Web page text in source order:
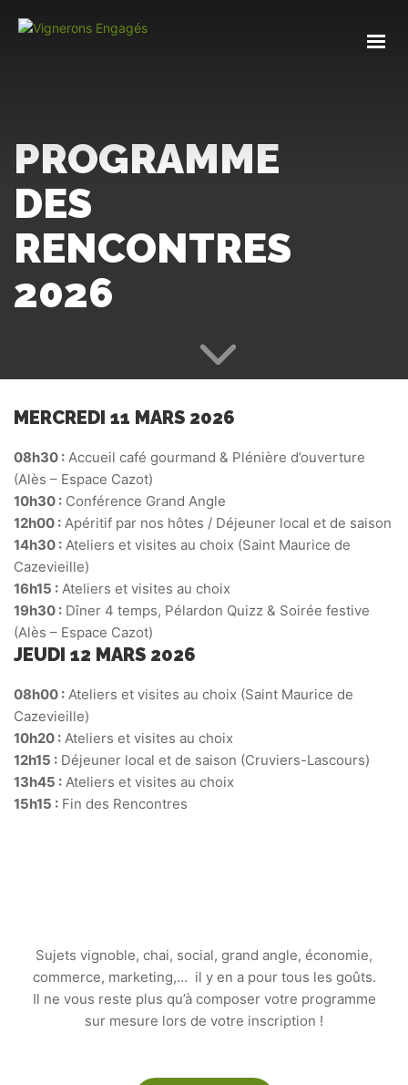
PROGRAMME
DES
RENCONTRES
2026
MERCREDI 11 MARS 2026
08h30 : Accueil café gourmand & Plénière d’ouverture
(Alès – Espace Cazot)
10h30 : Conférence Grand Angle
12h00 : Apéritif par nos hôtes / Déjeuner local et de saison
14h30 : Ateliers et visites au choix (Saint Maurice de
Cazevieille)
16h15 : Ateliers et visites au choix
19h30 : Dîner 4 temps, Pélardon Quizz & Soirée festive
(Alès – Espace Cazot)
JEUDI 12 MARS 2026
08h00 : Ateliers et visites au choix (Saint Maurice de
Cazevieille)
10h20 : Ateliers et visites au choix
12h15 : Déjeuner local et de saison (Cruviers-Lascours)
13h45 : Ateliers et visites au choix
15h15 : Fin des Rencontres
Sujets vignoble, chai, social, grand angle, économie,
commerce, marketing,… il y en a pour tous les goûts.
Il ne vous reste plus qu’à composer votre programme
sur mesure lors de votre inscription !